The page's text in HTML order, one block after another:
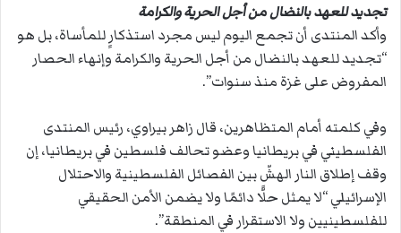
تجديد للعهد بالنضال من أجل الحرية والكرامة
وأكد المنتدى أن تجمع اليوم ليس مجرد استذكارٍ للمأساة، بل هو
“تجديد للعهد بالنضال من أجل الحرية والكرامة وإنهاء الحصار
المفروض على غزة منذ سنوات”.
وفي كلمته أمام المتظاهرين، قال زاهر بيراوي، رئيس المنتدى
الفلسطيني في بريطانيا وعضو تحالف فلسطين في بريطانيا، إن
وقف إطلاق النار الهشّ بين الفصائل الفلسطينية والاحتلال
الإسرائيلي “لا يمثل حلًّا دائمًا ولا يضمن الأمن الحقيقي
للفلسطينيين ولا الاستقرار في المنطقة”.